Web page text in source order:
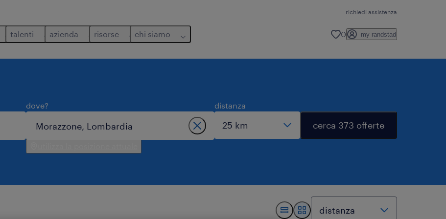
richiedi assistenza
talenti azienda risorse chi siamo 0 my randstad
dove? distanza
cerca 373 offerte